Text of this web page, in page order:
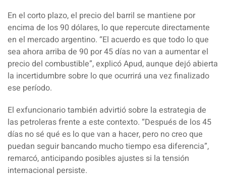
En el corto plazo, el precio del barril se mantiene por
encima de los 90 dólares, lo que repercute directamente
en el mercado argentino. “El acuerdo es que todo lo que
sea ahora arriba de 90 por 45 días no van a aumentar el
precio del combustible”, explicóApud, aunque dejó abierta
la incertidumbre sobre lo que ocurrirá una vez finalizado
ese período.
El exfuncionario también advirtió sobre la estrategia de
las petroleras frente a este contexto. “Después de los 45
días no sé qué es lo que van a hacer, pero no creo que
puedan seguir bancando mucho tiempo esa diferencia”,
remarcó, anticipando posibles ajustes si la tensión
internacional persiste.